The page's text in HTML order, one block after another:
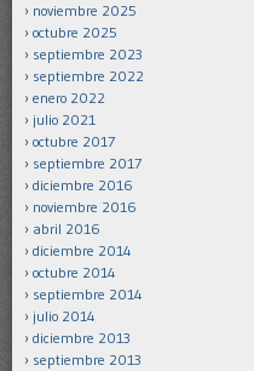
noviembre 2025
octubre 2025
septiembre 2023
septiembre 2022
enero 2022
julio 2021
octubre 2017
septiembre 2017
diciembre 2016
noviembre 2016
abril 2016
diciembre 2014
octubre 2014
septiembre 2014
julio 2014
diciembre 2013
septiembre 2013